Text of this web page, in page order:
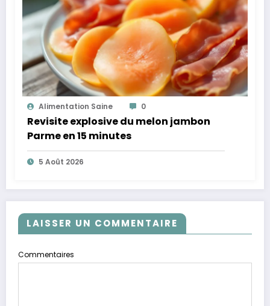
Alimentation Saine 0
Revisite explosive du melon jambon
Parme en 15 minutes
5 Août 2026
LAISSER UN COMMENTAIRE
Commentaires